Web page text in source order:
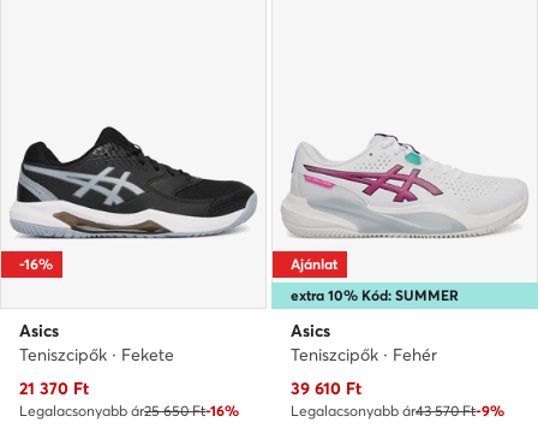
-16%
Asics
Teniszcipők · Fekete
Aktuális ár
21 370 Ft
Legalacsonyabb ár25 650 Ft-16%
extra 10% Kód: SUMMER
Ajánlat
Asics
Teniszcipők · Fehér
Aktuális ár
39 610 Ft
Legalacsonyabb ár43 570 Ft-9%